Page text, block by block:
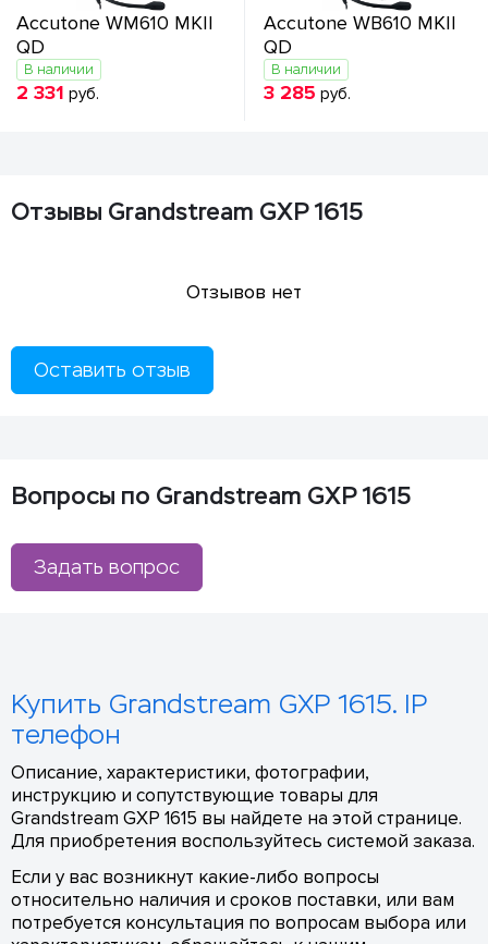
Accutone WM610 MKII
QD
В наличии
2 331 руб.
Accutone WB610 MKII
QD
В наличии
3 285 руб.
Отзывы Grandstream GXP 1615
Отзывов нет
Оставить отзыв
Вопросы по Grandstream GXP 1615
Задать вопрос
Купить Grandstream GXP 1615. IP
телефон
Описание, характеристики, фотографии,
инструкцию и сопутствующие товары для
Grandstream GXP 1615 вы найдете на этой странице.
Для приобретения воспользуйтесь системой заказа.
Если у вас возникнут какие-либо вопросы
относительно наличия и сроков поставки, или вам
потребуется консультация по вопросам выбора или